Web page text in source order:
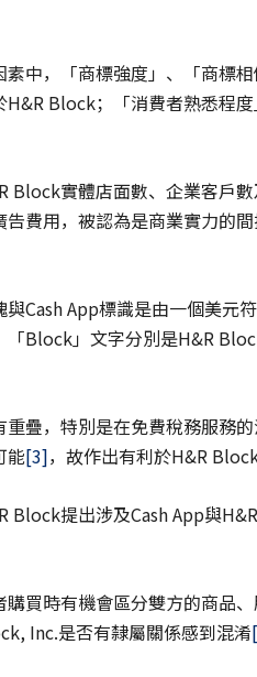
中，「商標強度」、「商標
Block；「消費者熟悉程
Block實體店面數、企業客戶
費用，被認為是商業實力的
Cash App標識是由一個美元
「Block」文字分別是H&R
疊，特別是在免費稅務服務
能[3]，故作出有利於H&R Block
Block提出涉及Cash App與
買時有機會區分雙方的商品
Inc.是否有隸屬關係感到混淆